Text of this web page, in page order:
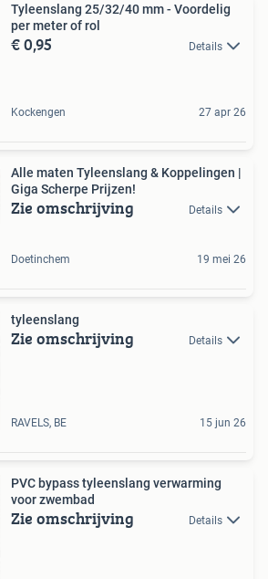
Tyleenslang 25/32/40 mm - Voordelig
per meter of rol
€ 0,95 Details
Kockengen 27 apr 26
Alle maten Tyleenslang & Koppelingen |
Giga Scherpe Prijzen!
Zie omschrijving Details
Doetinchem 19 mei 26
tyleenslang
Zie omschrijving Details
RAVELS, BE 15 jun 26
PVC bypass tyleenslang verwarming
voor zwembad
Zie omschrijving Details